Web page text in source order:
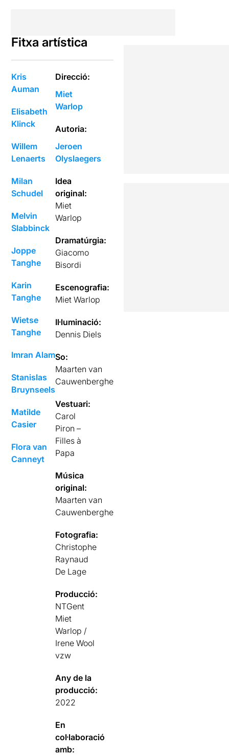
Fitxa artística
Kris
Auman
Elisabeth
Klinck
Willem
Lenaerts
Milan
Schudel
Melvin
Slabbinck
Joppe
Tanghe
Karin
Tanghe
Wietse
Tanghe
Imran Alam
Stanislas
Bruynseels
Matilde
Casier
Flora van
Canneyt
Direcció:
Miet
Warlop
Autoria:
Jeroen
Olyslaegers
Idea
original:
Miet
Warlop
Dramatúrgia:
Giacomo
Bisordi
Escenografia:
Miet Warlop
Il·luminació:
Dennis Diels
So:
Maarten van
Cauwenberghe
Vestuari:
Carol
Piron –
Filles à
Papa
Música
original:
Maarten van
Cauwenberghe
Fotografia:
Christophe
Raynaud
De Lage
Producció:
NTGent
Miet
Warlop /
Irene Wool
vzw
Any de la
producció:
2022
En
col·laboració
amb: